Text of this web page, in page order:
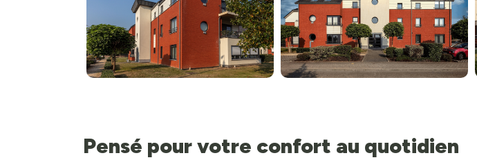
Pensé pour votre confort au quotidien